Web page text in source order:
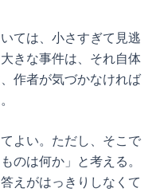
ては、小さすぎて見逃
きな事件は、それ自体
作者が気づかなければ
よい。ただし、そこで
のは何か」と考える。
えがはっきりしなくて